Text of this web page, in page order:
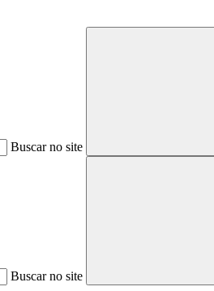
Buscar no site
Buscar no site